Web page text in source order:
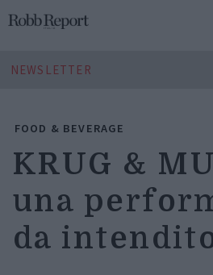
NEWSLETTER
FOOD & BEVERAGE
KRUG &
una
da